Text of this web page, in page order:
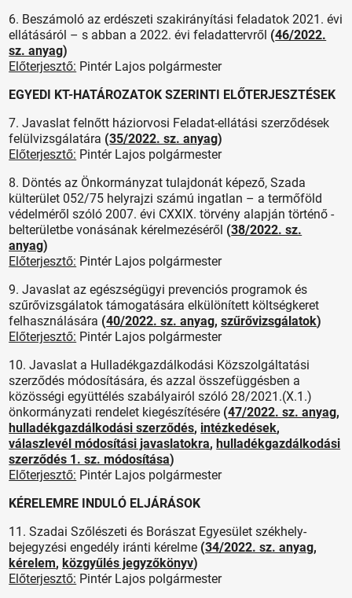
6. Beszámoló az erdészeti szakirányítási feladatok 2021. évi
ellátásáról – s abban a 2022. évi feladattervről (46/2022.
sz. anyag)
Előterjesztő: Pintér Lajos polgármester
EGYEDI KT-HATÁROZATOK SZERINTI ELŐTERJESZTÉSEK
7. Javaslat felnőtt háziorvosi Feladat-ellátási szerződések
felülvizsgálatára (35/2022. sz. anyag)
Előterjesztő: Pintér Lajos polgármester
8. Döntés az Önkormányzat tulajdonát képező, Szada
külterület 052/75 helyrajzi számú ingatlan – a termőföld
védelméről szóló 2007. évi CXXIX. törvény alapján történő -
belterületbe vonásának kérelmezéséről (38/2022. sz.
anyag)
Előterjesztő: Pintér Lajos polgármester
9. Javaslat az egészségügyi prevenciós programok és
szűrővizsgálatok támogatására elkülönített költségkeret
felhasználására (40/2022. sz. anyag,szűrővizsgálatok)
Előterjesztő: Pintér Lajos polgármester
10. Javaslat a Hulladékgazdálkodási Közszolgáltatási
szerződés módosítására, és azzal összefüggésben a
közösségi együttélés szabályairól szóló 28/2021.(X.1.)
önkormányzati rendelet kiegészítésére (47/2022. sz. anyag,
hulladékgazdálkodási szerződés, intézkedések,
válaszlevél módosítási javaslatokra,hulladékgazdálkodási
szerződés 1. sz. módosítása)
Előterjesztő: Pintér Lajos polgármester
KÉRELEMRE INDULÓ ELJÁRÁSOK
11. Szadai Szőlészeti és Borászat Egyesület székhely-
bejegyzési engedély iránti kérelme (34/2022. sz. anyag,
kérelem,közgyűlés jegyzőkönyv)
Előterjesztő: Pintér Lajos polgármester